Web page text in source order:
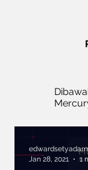
Jan 28, 2021
1